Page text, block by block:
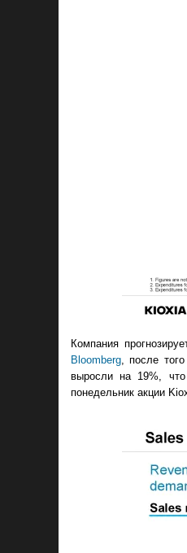
Компания
Bloomberg , после
выросли на 19​%,
понедельник акции